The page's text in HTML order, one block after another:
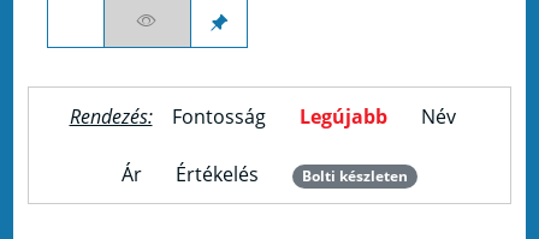
Rendezés: Fontosság Legújabb Név
Ár Értékelés Bolti készleten